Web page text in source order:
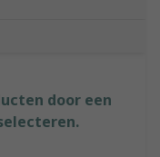
door een